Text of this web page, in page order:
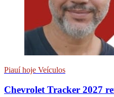
Piauí hoje Veículos
Chevrolet Tracker 2027